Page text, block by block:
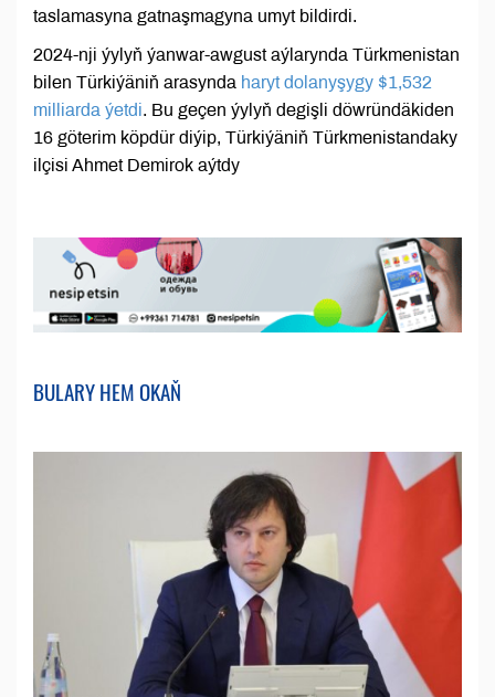
taslamasyna gatnaşmagyna umyt bildirdi.
2024-nji ýylyň ýanwar-awgust aýlarynda Türkmenistan
bilen Türkiýäniň arasynda haryt dolanyşygy $1,532
milliarda ýetdi. Bu geçen ýylyň degişli döwründäkiden
16 göterim köpdür diýip, Türkiýäniň Türkmenistandaky
ilçisi Ahmet Demirok aýtdy
BULARY HEM OKAŇ